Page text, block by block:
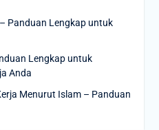
Panduan Lengkap untuk
Lengkap untuk
Anda
Menurut Islam – Panduan